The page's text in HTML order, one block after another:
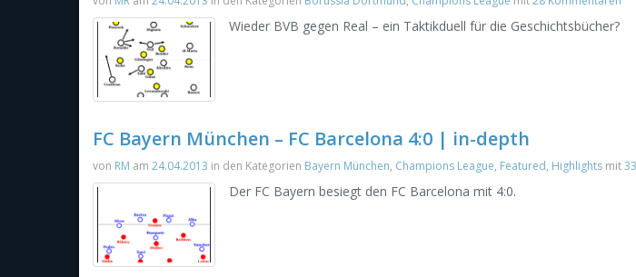
Wieder BVB gegen Real – ein Taktikduell für die Geschichtsbücher?
FC Bayern München – FC Barcelona 4:0 | in-depth
von RM am 24.04.2013 in den Kategorien Bayern München, Champions League, Featured, Highlights mit
Der FC Bayern besiegt den FC Barcelona mit 4:0.